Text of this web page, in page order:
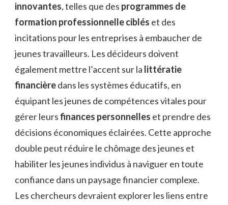
innovantes, telles que des programmes de
formation professionnelle ciblés et des
incitations pour les entreprises à embaucher de
jeunes travailleurs. Les décideurs doivent
également mettre l’accent sur la littératie
financièredans les systèmes éducatifs, en
équipant les jeunes de compétences vitales pour
gérer leursfinances personnelles et prendre des
décisions économiques éclairées. Cette approche
double peut réduire le chômage des jeunes et
habiliter les jeunes individus à naviguer en toute
confiance dans un paysage financier complexe.
Les chercheurs devraient explorer les liens entre